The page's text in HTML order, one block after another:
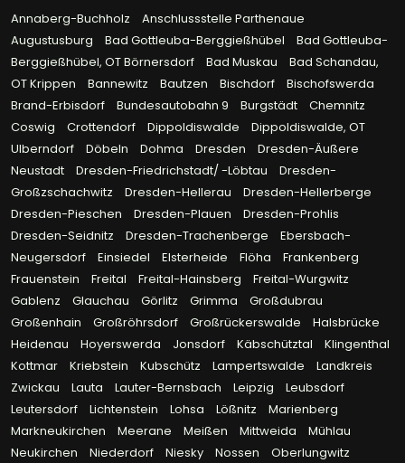
Annaberg-Buchholz
Anschlussstelle Parthenaue
Augustusburg
Bad Gottleuba-Berggießhübel
Bad Gottleuba-
Berggießhübel, OT Börnersdorf
Bad Muskau
Bad Schandau,
OT Krippen
Bannewitz Bautzen Bischdorf
Bischofswerda
Brand-Erbisdorf
Bundesautobahn 9 Burgstädt
Chemnitz
Coswig
Crottendorf Dippoldiswalde
Dippoldiswalde, OT
Ulberndorf
Döbeln Dohma Dresden
Dresden-Äußere
Neustadt
Dresden-Friedrichstadt/ -Löbtau
Dresden-
Großzschachwitz
Dresden-Hellerau
Dresden-Hellerberge
Dresden-Pieschen
Dresden-Plauen
Dresden-Prohlis
Dresden-Seidnitz
Dresden-Trachenberge
Ebersbach-
Neugersdorf
Einsiedel Elsterheide Flöha
Frankenberg
Frauenstein
Freital Freital-Hainsberg
Freital-Wurgwitz
Gablenz
Glauchau Görlitz Grimma
Großdubrau
Großenhain
Großröhrsdorf Großrückerswalde
Halsbrücke
Heidenau
Hoyerswerda Jonsdorf Käbschütztal
Klingenthal
Kottmar
Kriebstein Kubschütz Lampertswalde
Landkreis
Zwickau
Lauta Lauter-Bernsbach Leipzig
Leubsdorf
Leutersdorf
Lichtenstein Lohsa Lößnitz
Marienberg
Markneukirchen
Meerane Meißen Mittweida
Mühlau
Neukirchen
Niederdorf Niesky Nossen
Oberlungwitz